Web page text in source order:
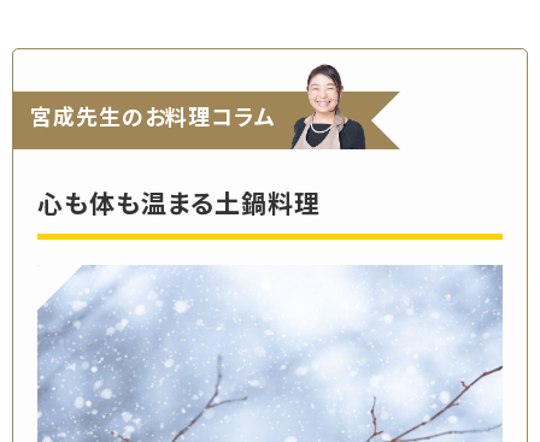
宮成先生のお料理コラム
心も体も温まる土鍋料理